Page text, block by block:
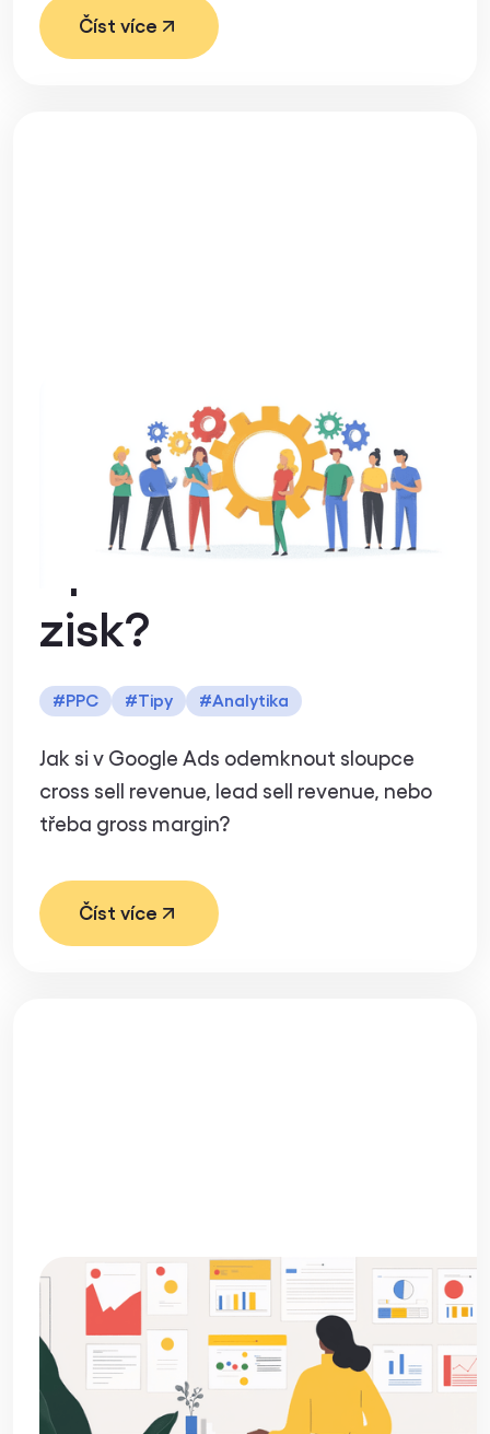
Číst více
Jak si v Google
Ads odemknete
nové sloupce pro
optimalizaci na
zisk?
#PPC #Tipy #Analytika
Jak si v Google Ads odemknout sloupce
cross sell revenue, lead sell revenue, nebo
třeba gross margin?
Číst více
Cross sell a lead
sell report: k
čemu slouží a jak